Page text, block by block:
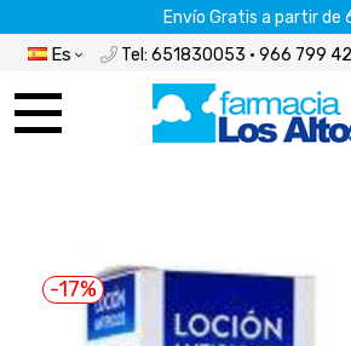
Envío Gratis a partir de
Es Tel: 651830053 · 966 799
-17%